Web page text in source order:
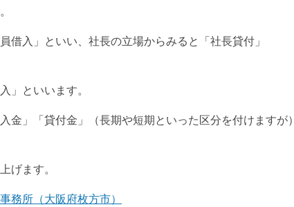
入」といい、社長の立場からみると「社長貸付」
」といいます。
金」「貸付金」（長期や短期といった区分を付けますが）
げます。
所（大阪府枚方市）